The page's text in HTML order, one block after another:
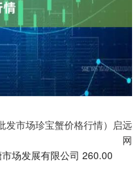
发市场珍宝蟹价格行情）启远
网
场发展有限公司 260.00